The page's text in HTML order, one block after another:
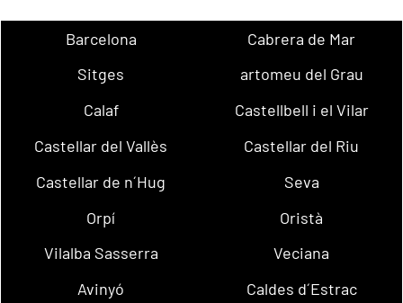
Barcelona
Cabrera de Mar
Sitges
artomeu del Grau
Calaf
Castellbell i el Vilar
Castellar del Vallès
Castellar del Riu
Castellar de n´Hug
Seva
Orpí
Oristà
Vilalba Sasserra
Veciana
Avinyó
Caldes d´Estrac